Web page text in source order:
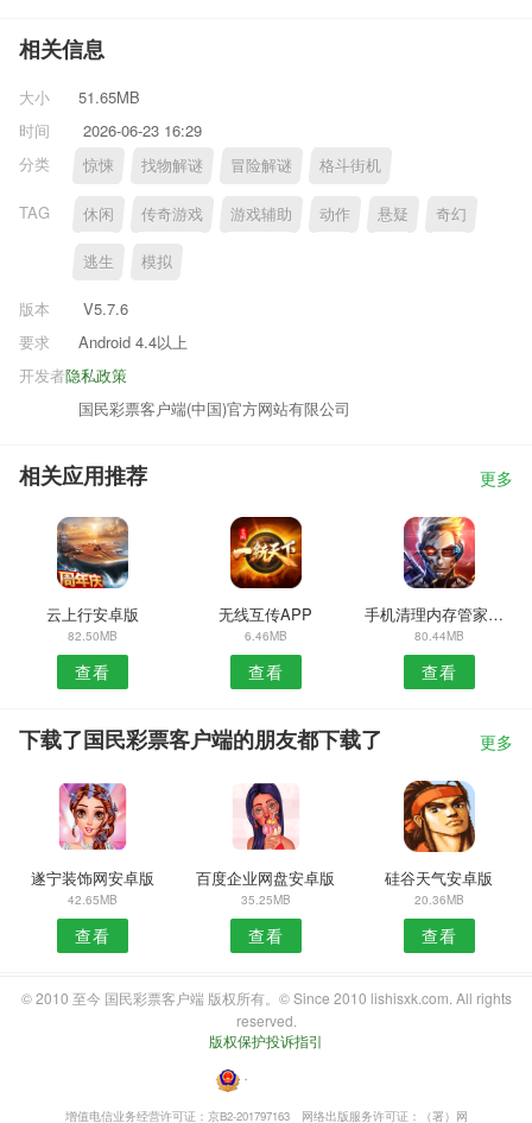
相关信息
大小
51.65MB
时间
2026-06-23 16:29
分类
惊悚 找物解谜 冒险解谜 格斗街机
TAG 休闲 传奇游戏 游戏辅助 动作 悬疑 奇幻
逃生 模拟
版本
V5.7.6
要求
Android 4.4以上
隐私政策
开发者
国民彩票客户端(中国)官方网站有限公司
相关应用推荐 更多
云上行安卓版
82.50MB
查看
无线互传APP
6.46MB
查看
手机清理内存管家安卓版
80.44MB
查看
下载了国民彩票客户端的朋友都下载了 更多
遂宁装饰网安卓版
42.65MB
查看
百度企业网盘安卓版
35.25MB
查看
硅谷天气安卓版
20.36MB
查看
© 2010 至今 国民彩票客户端 版权所有。© Since 2010 lishisxk.com. All rights
reserved.
版权保护投诉指引
・
增值电信业务经营许可证：京B2-201797163 网络出版服务许可证：（署）网